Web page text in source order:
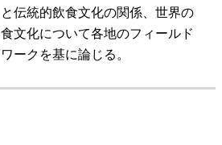
と伝統的飲食文化の関係、世界の
食文化について各地のフィールド
ワークを基に論じる。